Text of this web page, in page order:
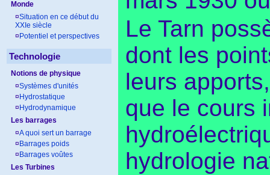
Monde
¤Situation en ce début du
XXIe siècle
¤ Potentiel et perspectives
Technologie
Notions de physique
¤Systèmes d'unités
¤ Hydrostatique
¤ Hydrodynamique
Les barrages
¤A quoi sert un barrage
¤ Barrages poids
¤ Barrages voûtes
Les Turbines
Le Tarn
dont les
leurs
que le cours
hydrologie